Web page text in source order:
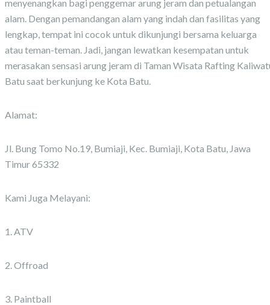
menyenangkan bagi penggemar arung jeram dan petualangan
alam. Dengan pemandangan alam yang indah dan fasilitas yang
lengkap, tempat ini cocok untuk dikunjungi bersama keluarga
atau teman-teman. Jadi, jangan lewatkan kesempatan untuk
merasakan sensasi arung jeram di Taman Wisata Rafting
Batu saat berkunjung ke Kota Batu.
Alamat:
Jl. Bung Tomo No.19, Bumiaji, Kec. Bumiaji, Kota Batu, Jawa
Timur 65332
Kami Juga Melayani:
1. ATV
2. Offroad
3. Paintball